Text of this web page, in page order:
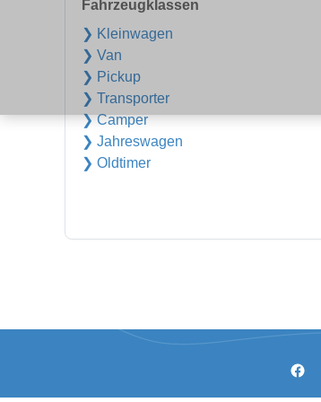
Fahrzeugklassen
❯ Kleinwagen
❯ Van
❯ Pickup
❯ Transporter
❯ Camper
❯ Jahreswagen
❯ Oldtimer